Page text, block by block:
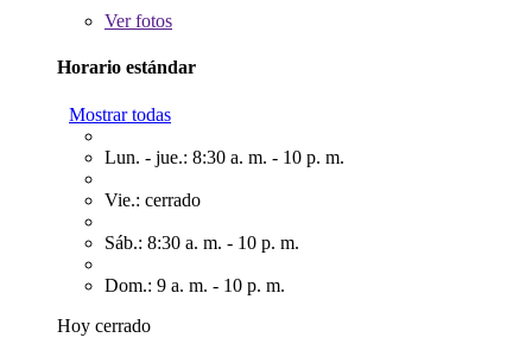
Verfotos
Horario estándar
Mostrar todas
Lun. - jue.: 8:30 a. m. - 10 p. m.
Vie.: cerrado
Sáb.: 8:30 a. m. - 10 p. m.
Dom.: 9 a. m. - 10 p. m.
Hoy cerrado